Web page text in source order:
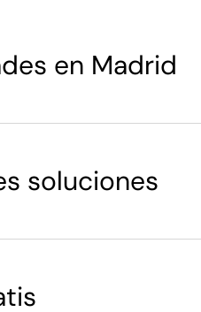
en Madrid
soluciones